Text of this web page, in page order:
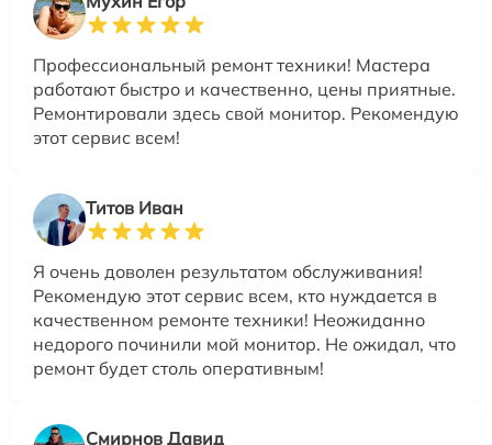
Профессиональный ремонт техники! Мастера
работают быстро и качественно, цены приятные.
Ремонтировали здесь свой монитор. Рекомендую
этот сервис всем!
Титов Иван
Я очень доволен результатом обслуживания!
Рекомендую этот сервис всем, кто нуждается в
качественном ремонте техники! Неожиданно
недорого починили мой монитор. Не ожидал, что
ремонт будет столь оперативным!
Смирнов Давид